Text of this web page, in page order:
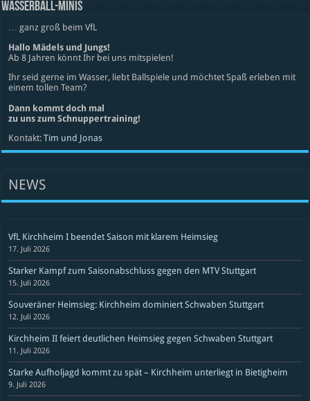
WASSERBALL-MINIS
… ganz groß beim VfL
Hallo Mädels und Jungs!
Ab 8 Jahren könnt Ihr bei uns mitspielen!
Ihr seid gerne im Wasser, liebt Ballspiele und möchtet Spaß erleben mit
einem tollen Team?
Dann kommt doch mal
zu uns zum Schnuppertraining!
Kontakt:Tim und Jonas
NEWS
VfL Kirchheim I beendet Saison mit klarem Heimsieg
17. Juli 2026
Starker Kampf zum Saisonabschluss gegen den MTV Stuttgart
15. Juli 2026
Souveräner Heimsieg: Kirchheim dominiert Schwaben Stuttgart
12. Juli 2026
Kirchheim II feiert deutlichen Heimsieg gegen Schwaben Stuttgart
11. Juli 2026
Starke Aufholjagd kommt zu spät – Kirchheim unterliegt in Bietigheim
9. Juli 2026